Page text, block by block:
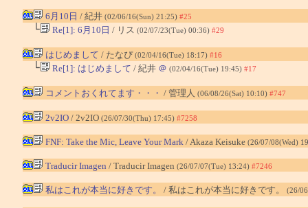
6月10日 / 紀井 (02/06/16(Sun) 21:25) #25
└ Re[1]: 6月10日 / リス (02/07/23(Tue) 00:36) #29
はじめまして / たなぴ(02/04/16(Tue) 18:17) #16
└ Re[1]: はじめまして / 紀井 ＠ (02/04/16(Tue) 19:45) #17
コメントおくれてます・・・ / 管理人 (06/08/26(Sat) 10:10) #747
2v2IO/ 2v2IO (26/07/30(Thu) 17:45) #7258
FNF: Take the Mic, Leave Your Mark / Akaza Keisuke (26/07/08(Wed)
Traducir Imagen / Traducir Imagen (26/07/07(Tue) 13:24) #7246
私はこれが本当に好きです。 / 私はこれが本当に好きです。 (26/